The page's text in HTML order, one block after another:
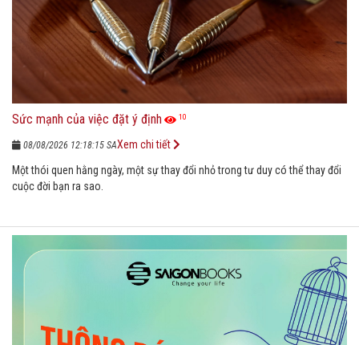
Sức mạnh của việc đặt ý định 10
08/08/2026 12:18:15 SA
Một thói quen hằng ngày, một sự thay đổi nhỏ trong tư duy có thể thay đổi
cuộc đời bạn ra sao.
Xem chi tiết